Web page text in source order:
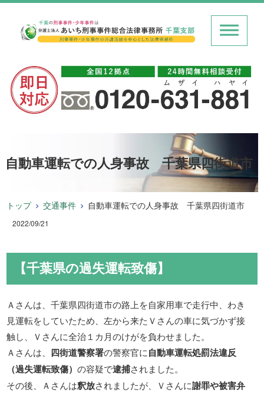
自動車運転での人身事故 千葉県四街道市
トップ 交通事件 自動車運転での人身事故 千葉県四街道市
2022/09/21
【千葉県の過失運転致傷】
Ａさんは、千葉県四街道市の路上を自家用車で走行中、わき
見運転をしていたため、左から来たＶさんの車に気づかず接
触し、Ｖさんに全治１カ月のけがを負わせました。
Ａさんは、 四街道警察署の警察官に自動車運転処罰法違反
（過失運転致傷）の容疑で逮捕されました。
その後、Ａさんは釈放されましたが、Ｖさんに謝罪や被害弁